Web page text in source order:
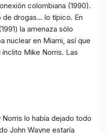
colombiana (1990).
drogas… lo típico. En
la amenaza sólo
nuclear en Miami, así que
Mike Norris. Las
lo había dejado todo
John Wayne estaría